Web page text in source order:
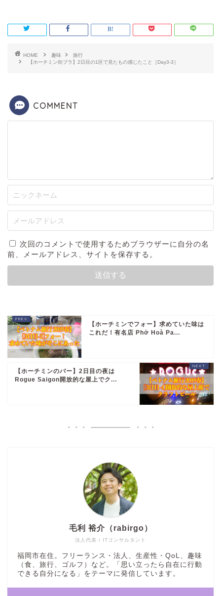
HOME 趣味
旅行
【ホーチミン街ブラ】2日目の1区で見たもの感じたこと［Day3-3］
COMMENT
次回のコメントで使用するためブラウザーに自分の名
前、メールアドレス、サイトを保存する。
【ホーチミンでフォー】求めていた味は
これだ！有名店 Phở Hoà Pa...
【ホーチミンのバー】2日目の夜は
Rogue Saigon開放的な屋上でク...
法人代表 / ITコンサルタント
毛利 裕介（rabirgo）
福岡市在住。フリーランス・法人、生産性・QoL、趣味
（食、旅行、ゴルフ）など。「思い立ったら自在に行動
できる自分になる」をテーマに発信しています。